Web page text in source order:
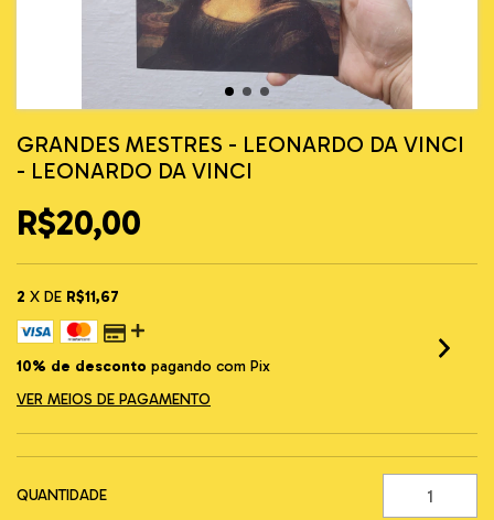
GRANDES MESTRES - LEONARDO DA VINCI
- LEONARDO DA VINCI
R$20,00
2 X DE R$11,67
10% de desconto pagando com Pix
VER MEIOS DE PAGAMENTO
QUANTIDADE